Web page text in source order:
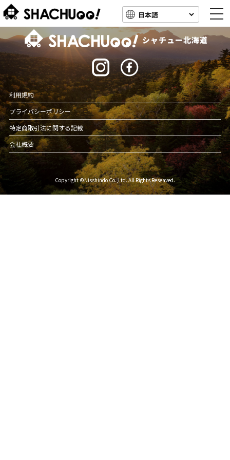
北海道キャンピングカー車中泊スポット情報
シャチュー北海道
利用規約
プライバシーポリシー
特定商取引法に関する記載
会社概要
Copyright ©Nisshindo Co.,Ltd. All Rights Reseaved.